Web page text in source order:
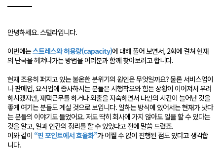
안녕하세요. 스텔라입니다.
이번에는스트레스와 허용량(capacity)에 대해 풀어 보면서, 2회에 걸쳐 현재
의 난국을 헤쳐나가는 방법을 여러분과 함께 찾아보려고 합니다.
현재 조용히 퍼지고 있는 불온한 분위기의 원인은 무엇일까요? 물론 서비스업이
나 판매업, 요식업에 종사하시는 분들은 시행착오와 힘든 상황이 이어져서 우려
하시겠지만, 재택근무를 하거나 외출을 자숙하면서 나만의 시간이 늘어난 것을
좋게 여기는 분들도 계실 것으로 보입니다. 일하는 방식에 있어서는 현재가 낫다
는 분들의 이야기도 들었어요. 저도 딱히 회사에 가지 않아도 일을 할 수 있다는
것을 알고, 일과 인간의 정리를 할 수 있었다고 전에 말씀 드렸죠.
이와 같이 “핀 포인트에서 효율화”가 어쩔 수 없이 진행된 점도 있다고 생각합
니다.